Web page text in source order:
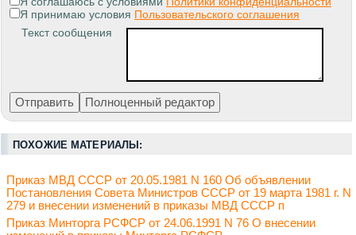
Я принимаю условия Пользовательского соглашения
Текст сообщения
ПОХОЖИЕ МАТЕРИАЛЫ:
Приказ МВД СССР от 20.05.1981 N 160 Об объявлении
Постановления Совета Министров СССР от 19 марта 1981 г. N
279 и внесении изменений в приказы МВД СССР п
Приказ Минторга РСФСР от 24.06.1991 N 76 О внесении